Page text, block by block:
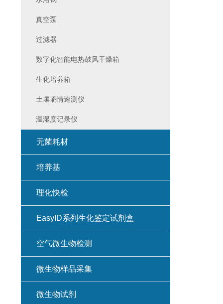
真空泵
过滤器
数字化智能电热鼓风干燥箱
生化培养箱
土壤墒情速测仪
温湿度记录仪
无菌耗材
培养基
理化快检
EasyID系列生化鉴定试剂盒
空气微生物检测
微生物样品采集
微生物试剂